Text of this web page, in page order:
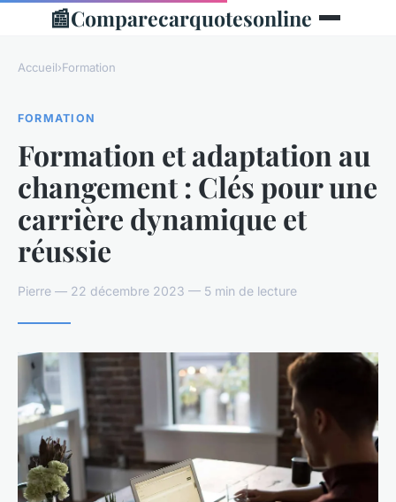
📰Comparecarquotesonline
Accueil›Formation
FORMATION
Formation et adaptation au
changement : Clés pour une
carrière dynamique et
réussie
Pierre — 22 décembre 2023 — 5 min de lecture